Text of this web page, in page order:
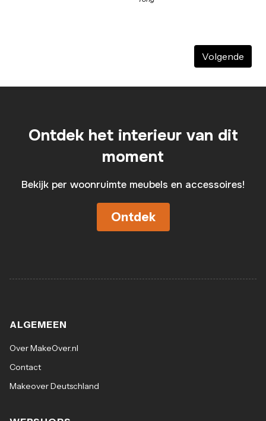
Volgende
Ontdek het interieur van dit
moment
Bekijk per woonruimte meubels en accessoires!
Ontdek
ALGEMEEN
Over MakeOver.nl
Contact
Makeover Deutschland